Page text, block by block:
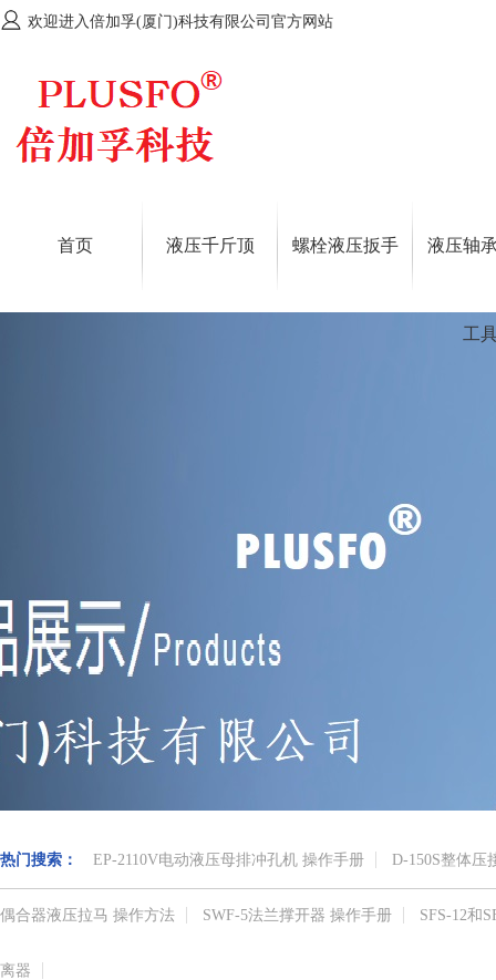
欢迎进入倍加孚(厦门)科技有限公司官方网站
首页 液压千斤顶 螺栓液压扳手 液压轴
工
热门搜索： EP-2110V电动液压母排冲孔机 操作手册 D-150S整体压
偶合器液压拉马 操作方法 SWF-5法兰撑开器 操作手册 SFS-12和
离器